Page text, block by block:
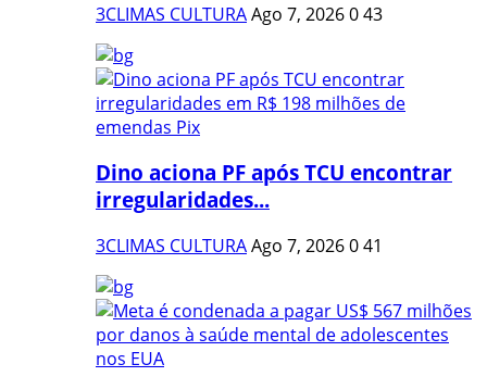
3CLIMAS CULTURAAgo 7, 2026043
Dino aciona PF após TCU encontrar
irregularidades...
3CLIMAS CULTURAAgo 7, 2026041